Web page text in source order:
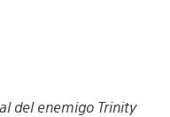
del enemigo Trinity